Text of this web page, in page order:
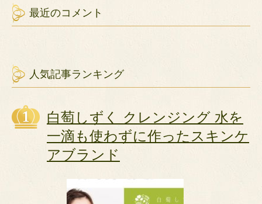
最近のコメント
人気記事ランキング
白萄しずく クレンジング 水を
一滴も使わずに作ったスキンケ
アブランド